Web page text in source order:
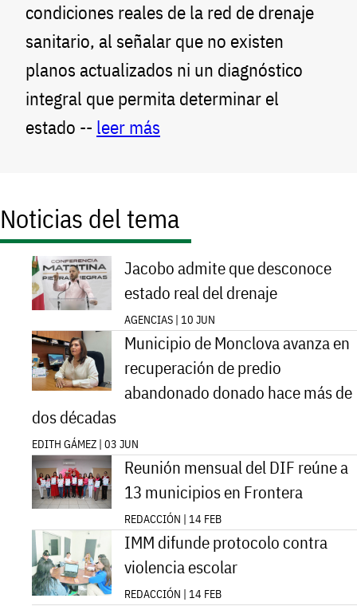
condiciones reales de la red de drenaje
sanitario, al señalar que no existen
planos actualizados ni un diagnóstico
integral que permita determinar el
estado -- leer más
Noticias del tema
Jacobo admite que desconoce
estado real del drenaje
AGENCIAS | 10 JUN
Municipio de Monclova avanza en
recuperación de predio
abandonado donado hace más de
dos décadas
EDITH GÁMEZ | 03 JUN
Reunión mensual del DIF reúne a
13 municipios en Frontera
REDACCIÓN | 14 FEB
IMM difunde protocolo contra
violencia escolar
REDACCIÓN | 14 FEB